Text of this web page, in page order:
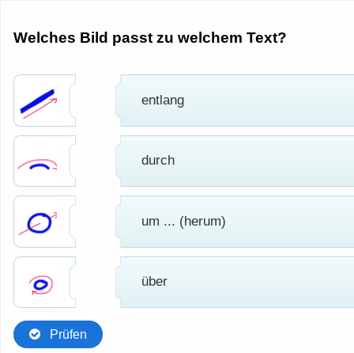
Welches Bild passt zu welchem Text?
entlang
durch
um ... (herum)
über
Prüfen